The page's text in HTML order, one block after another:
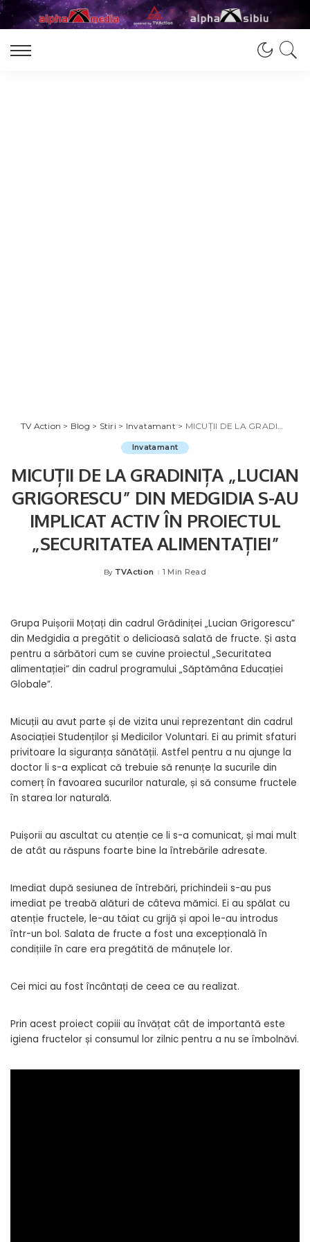
TV Action > Blog > Stiri > Invatamant > MICUȚII DE LA GRADINIȚA „LUCIAN GRIGORESCU” DIN MEDGIDIA S-AU IMPLICAT ACTIV ÎN PROIECTUL „SECURITATEA ALIMENTAȚIEI”
Invatamant
MICUȚII DE LA GRADINIȚA „LUCIAN
GRIGORESCU” DIN MEDGIDIA S-AU
IMPLICAT ACTIV ÎN PROIECTUL
„SECURITATEA ALIMENTAȚIEI”
Posted
By TVAction 1 Min Read
Grupa Puișorii Moțați din cadrul Grădiniței „Lucian Grigorescu”
din Medgidia a pregătit o delicioasă salată de fructe. Și asta
pentru a sărbători cum se cuvine proiectul „Securitatea
alimentației” din cadrul programului „Săptămâna Educației
Globale”.
Micuții au avut parte și de vizita unui reprezentant din cadrul
Asociației Studenților și Medicilor Voluntari. Ei au primit sfaturi
privitoare la siguranța sănătății. Astfel pentru a nu ajunge la
doctor li s-a explicat că trebuie să renunțe la sucurile din
comerț în favoarea sucurilor naturale, și să consume fructele
în starea lor naturală.
Puișorii au ascultat cu atenție ce li s-a comunicat, și mai mult
de atât au răspuns foarte bine la întrebările adresate.
Imediat după sesiunea de întrebări, prichindeii s-au pus
imediat pe treabă alături de câteva mămici. Ei au spălat cu
atenție fructele, le-au tăiat cu grijă și apoi le-au introdus
într-un bol. Salata de fructe a fost una excepțională în
condițiile în care era pregătită de mânuțele lor.
Cei mici au fost încântați de ceea ce au realizat.
Prin acest proiect copiii au învățat cât de importantă este
igiena fructelor și consumul lor zilnic pentru a nu se îmbolnăvi.